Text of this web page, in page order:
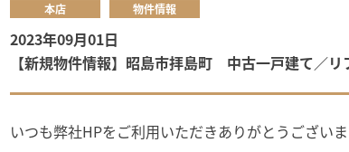
本店 物件情報
2023年09月01日
【新規物件情報】昭島市拝島町 中古一戸建て／リ
いつも弊社HPをご利用いただきありがとうございま